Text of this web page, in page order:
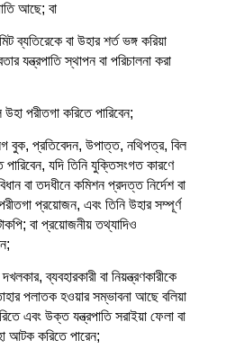
আছে; বা
ব্যতিরেকে বা উহার শর্ত ভঙ্গ করিয়া
যন্ত্রপাতি স্থাপন বা পরিচালনা করা
পরীতগা করিতে পারিবেন;
বুক, প্রতিবেদন, উপাত্ত, নথিপত্র, বিল
যদি তিনি যুক্তিসংগত কারণে
বা তদধীনে কমিশন প্রদত্ত নির্দেশ বা
প্রয়োজন, এবং তিনি উহার সম্পূর্ণ
বা প্রয়োজনীয় তথ্যাদিও
ব্যবহারকারী বা নিয়ন্ত্রণকারীকে
পলাতক হওয়ার সম্ভাবনা আছে বলিয়া
এবং উক্ত যন্ত্রপাতি সরাইয়া ফেলা বা
আটক করিতে পারেন;